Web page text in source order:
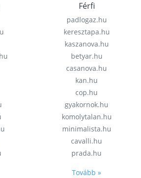
Férfi
padlogaz.hu
keresztapa.hu
kaszanova.hu
betyar.hu
casanova.hu
kan.hu
cop.hu
gyakornok.hu
komolytalan.hu
minimalista.hu
cavalli.hu
prada.hu
Tovább »